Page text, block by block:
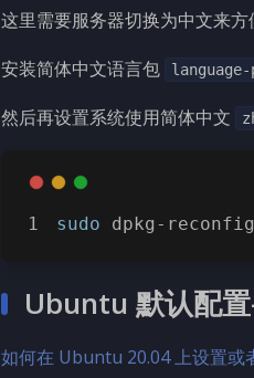
这里需要服务器切换为中文来方
安装简体中文语言包
然后再设置系统使用简体中文
sudo dpkg-
Ubuntu 默认配
如何在 Ubuntu 20.04 上设置或